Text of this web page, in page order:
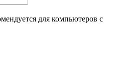
для компьютеров с